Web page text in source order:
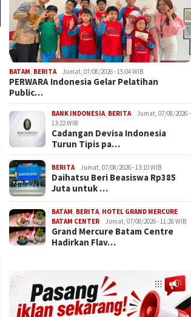
BATAM, BERITA Jumat, 07/08/2026 - 15:04 WIB
PERWARA Indonesia Gelar Pelatihan
Public…
BANK INDONESIA, BERITA
Jumat, 07/08/2026 -
13:22 WIB
Cadangan Devisa Indonesia
Turun Tipis pa…
BERITA Jumat, 07/08/2026 - 13:10 WIB
Daihatsu Beri Beasiswa Rp385
Juta untuk …
BATAM, BERITA, HOTEL GRAND MERCURE
BATAM CENTER
Jumat, 07/08/2026 - 11:26 WIB
Grand Mercure Batam Centre
Hadirkan Flav…